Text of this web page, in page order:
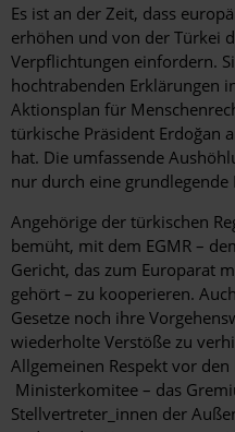
Es ist an der Zeit, dass
erhöhen und von der Türkei
Verpflichtungen einfordern.
hochtrabenden Erklärungen
Aktionsplan für
türkische Präsident Erdoğan
hat. Die umfassende
nur durch eine
Angehörige der türkischen
bemüht, mit dem EGMR –
Gericht, das zum Europarat
gehört – zu kooperieren.
Gesetze noch ihre
wiederholte Verstöße zu
Allgemeinen Respekt vor den
Ministerkomitee – das
Stellvertreter_innen der